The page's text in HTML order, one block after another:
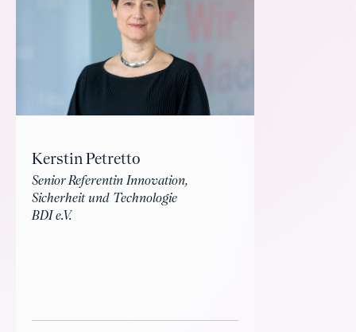
Kerstin Petretto
Senior Referentin Innovation,
Sicherheit und Technologie
BDI e.V.